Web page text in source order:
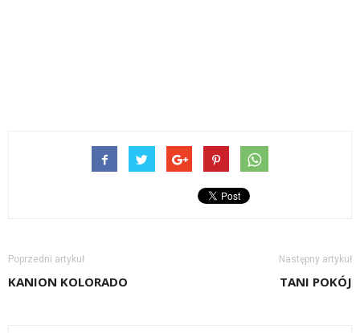
Poprzedni artykuł
KANION KOLORADO
Następny artykuł
TANI POKÓJ